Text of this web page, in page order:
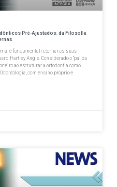
Pré-Ajustados: da Filosofia
é fundamental retornar às suas
Hartley Angle. Considerado o “pai da
ao estruturar a ortodontia como
com ensino próprio e